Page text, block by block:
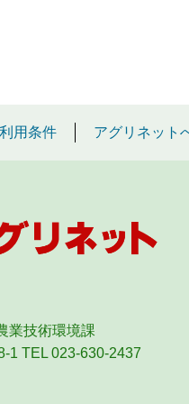
用条件 アグリネット
業技術環境課
1 TEL 023-630-2437